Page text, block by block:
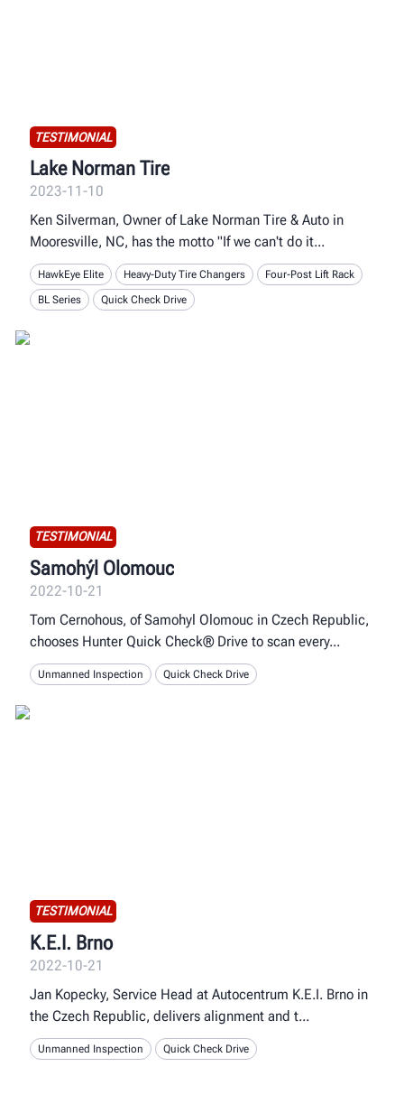
TESTIMONIAL
Lake Norman Tire
2023-11-10
Ken Silverman, Owner of Lake Norman Tire & Auto in
Mooresville, NC, has the motto "If we can't do it
HawkEye Elite Heavy-Duty Tire Changers
Four-Post Lift Rack
BL Series
Quick Check Drive
TESTIMONIAL
Samohýl Olomouc
2022-10-21
Tom Cernohous, of Samohyl Olomouc in Czech Republic,
chooses Hunter Quick Check® Drive to scan every
Unmanned Inspection Quick Check Drive
TESTIMONIAL
K.E.I. Brno
2022-10-21
Jan Kopecky, Service Head at Autocentrum K.E.I. Brno in
the Czech Republic, delivers alignment and t
Unmanned Inspection Quick Check Drive